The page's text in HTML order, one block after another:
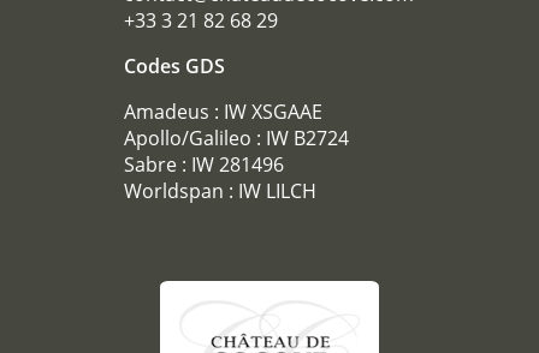
+33 3 21 82 68 29
Codes GDS
Amadeus : IW XSGAAE
Apollo/Galileo : IW B2724
Sabre : IW 281496
Worldspan : IW LILCH
RÉCEPTIONS
TOURISME
OFFRES
ACCÈS
RECRUTEMENT
BOUTIQUE CADEAU
Téléphone :+33 3 21 82 68 29